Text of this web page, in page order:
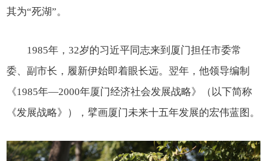
其为“死湖”。
1985年，32岁的习近平同志来到厦门担任市委常
委、副市长，履新伊始即着眼长远。翌年，他领导编制
《1985年—2000年厦门经济社会发展战略》（以下简称
《发展战略》），擘画厦门未来十五年发展的宏伟蓝图。